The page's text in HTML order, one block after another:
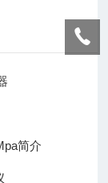
简介